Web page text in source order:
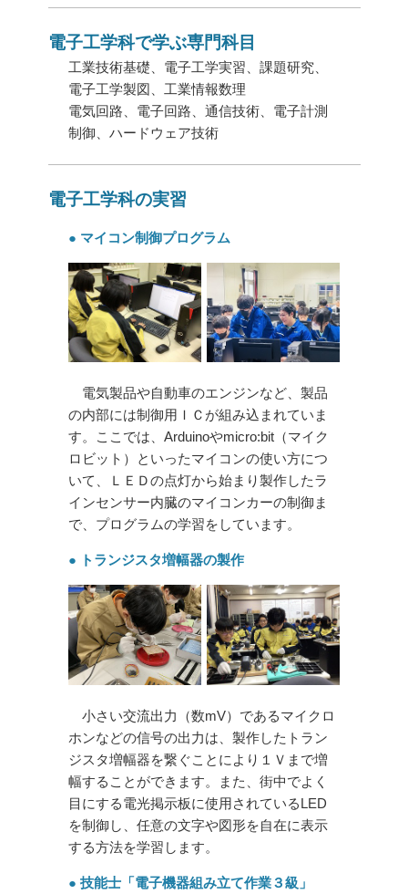
電子工学科で学ぶ専門科目
工業技術基礎、電子工学実習、課題研究、
電子工学製図、工業情報数理
電気回路、電子回路、通信技術、電子計測
制御、ハードウェア技術
電子工学科の実習
● マイコン制御プログラム
電気製品や自動車のエンジンなど、製品
の内部には制御用ＩＣが組み込まれていま
す。ここでは、Arduinoやmicro:bit（マイク
ロビット）といったマイコンの使い方につ
いて、ＬＥＤの点灯から始まり製作したラ
インセンサー内臓のマイコンカーの制御ま
で、プログラムの学習をしています。
● トランジスタ増幅器の製作
小さい交流出力（数mV）であるマイクロ
ホンなどの信号の出力は、製作したトラン
ジスタ増幅器を繋ぐことにより１Ｖまで増
幅することができます。また、街中でよく
目にする電光掲示板に使用されているLED
を制御し、任意の文字や図形を自在に表示
する方法を学習します。
● 技能士「電子機器組み立て作業３級」